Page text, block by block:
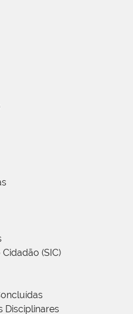
(SIC)
Disciplinares